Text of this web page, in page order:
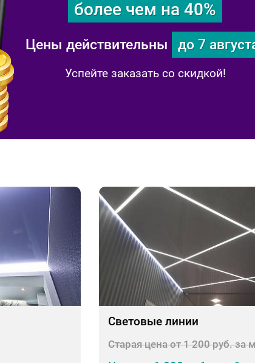
более чем на 40%
Цены действительны до 7
Успейте заказать со скидкой!
Световые линии
Старая цена от 1 200 руб. за